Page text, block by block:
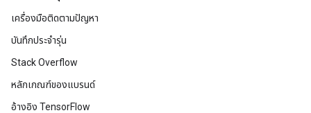
เครื่องมือติดตามปัญหา
บันทึกประจำรุ่น
Stack Overflow
หลักเกณฑ์ของแบรนด์
อ้างอิง TensorFlow